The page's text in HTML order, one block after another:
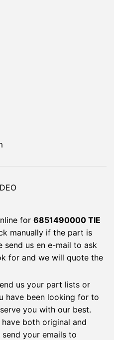
for 6851490000 TIE
manually if the part is
send us en e-mail to ask
for and we will quote the
us your part lists or
have been looking for to
you with our best.
both original and
your emails to